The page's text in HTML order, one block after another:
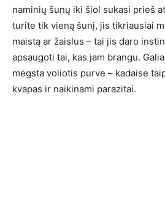
naminių šunų iki šiol sukasi prieš
turite tik vieną šunį, jis tikriausiai
maistą ar žaislus – tai jis daro
apsaugoti tai, kas jam brangu.
mėgsta voliotis purve – kadaise
kvapas ir naikinami parazitai.